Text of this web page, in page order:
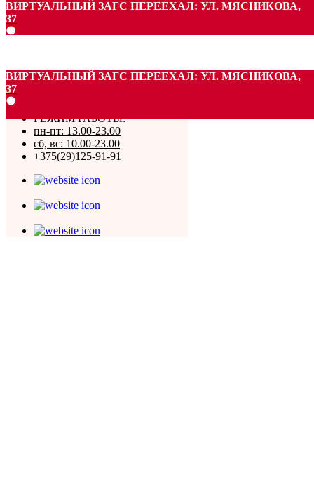
РЕЖИМ РАБОТЫ:
пн-пт: 13.00-23.00
сб, вс: 10.00-23.00
+375(29)125-91-91
ВИРТУАЛЬНЫЙ ЗАГС ПЕРЕЕХАЛ: УЛ. МЯСНИКОВА,
37
ВИРТУАЛЬНЫЙ ЗАГС ПЕРЕЕХАЛ: УЛ. МЯСНИКОВА,
37